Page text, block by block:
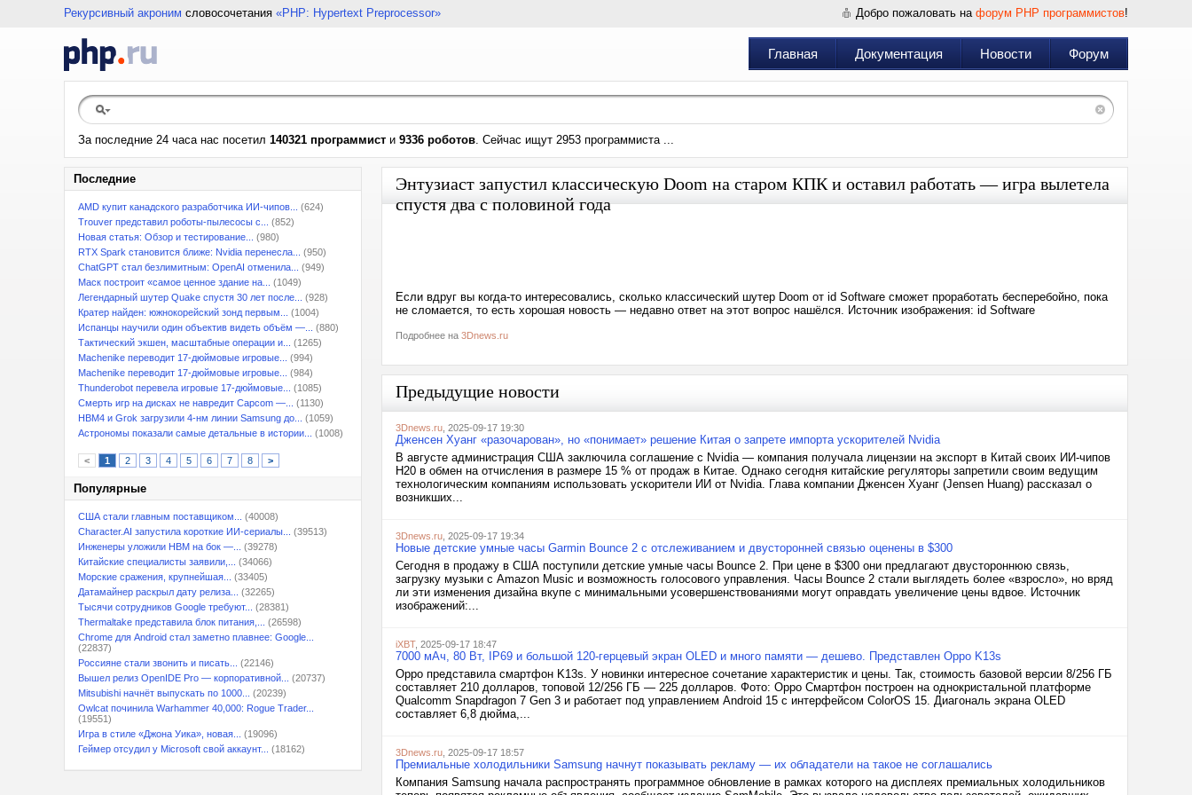
Рекурсивный акроним словосочетания «PHP: Hypertext Preprocessor» Добро пожаловать на форум PHP программистов!
Главная Документация Новости Форум
За последние 24 часа нас посетил 140321 программист и 9336 роботов. Сейчас ищут 2953 программиста ...
Последние
AMD купит канадского разработчика ИИ-чипов...
(624)
Trouver представил роботы-пылесосы с...
(852)
Новая статья: Обзор и тестирование...
(980)
RTX Spark становится ближе: Nvidia перенесла...
(950)
ChatGPT стал безлимитным: OpenAI отменила...
(949)
Маск построит «самое ценное здание на...
(1049)
Легендарный шутер Quake спустя 30 лет после...
(928)
Кратер найден: южнокорейский зонд первым...
(1004)
Испанцы научили один объектив видеть объём —...
(880)
Тактический экшен, масштабные операции и...
(1265)
Machenike переводит 17-дюймовые игровые...
(994)
Machenike переводит 17-дюймовые игровые...
(984)
Thunderobot перевела игровые 17-дюймовые...
(1085)
Смерть игр на дисках не навредит Capcom —...
(1130)
HBM4 и Grok загрузили 4-нм линии Samsung до...
(1059)
Астрономы показали самые детальные в истории...
(1008)
< 1 2 3 4 5 6 7 8 >
Популярные
США стали главным поставщиком...
(40008)
Character.AI запустила короткие ИИ-сериалы...
(39513)
Инженеры уложили HBM на бок —...
(39278)
Китайские специалисты заявили,...
(34066)
Морские сражения, крупнейшая...
(33405)
Датамайнер раскрыл дату релиза...
(32265)
Тысячи сотрудников Google требуют...
(28381)
Thermaltake представила блок питания,...
(26598)
Chrome для Android стал заметно плавнее: Google...
(22837)
Россияне стали звонить и писать...
(22146)
Вышел релиз OpenIDE Pro — корпоративной...
(20737)
Mitsubishi начнёт выпускать по 1000...
(20239)
Owlcat починила Warhammer 40,000: Rogue Trader...
(19551)
Игра в стиле «Джона Уика», новая...
(19096)
Геймер отсудил у Microsoft свой аккаунт...
(18162)
Энтузиаст запустил классическую Doom на старом КПК и оставил работать — игра вылетела
спустя два с половиной года
Если вдруг вы когда-то интересовались, сколько классический шутер Doom от id Software сможет проработать бесперебойно, пока
не сломается, то есть хорошая новость — недавно ответ на этот вопрос нашёлся. Источник изображения: id Software
Подробнее на 3Dnews.ru
Предыдущие новости
3Dnews.ru , 2025-09-17 19:30
Дженсен Хуанг «разочарован», но «понимает» решение Китая о запрете импорта ускорителей Nvidia
В августе администрация США заключила соглашение с Nvidia — компания получала лицензии на экспорт в Китай своих ИИ-чипов
H20 в обмен на отчисления в размере 15 % от продаж в Китае. Однако сегодня китайские регуляторы запретили своим ведущим
технологическим компаниям использовать ускорители ИИ от Nvidia. Глава компании Дженсен Хуанг (Jensen Huang) рассказал о
возникших...
3Dnews.ru , 2025-09-17 19:34
Новые детские умные часы Garmin Bounce 2 с отслеживанием и двусторонней связью оценены в $300
Сегодня в продажу в США поступили детские умные часы Bounce 2. При цене в $300 они предлагают двустороннюю связь,
загрузку музыки с Amazon Music и возможность голосового управления. Часы Bounce 2 стали выглядеть более «взросло», но вряд
ли эти изменения дизайна вкупе с минимальными усовершенствованиями могут оправдать увеличение цены вдвое. Источник
изображений:...
iXBT, 2025-09-17 18:47
7000 мАч, 80 Вт, IP69 и большой 120-герцевый экран OLED и много памяти — дешево. Представлен Oppo K13s
Oppo представила смартфон K13s. У новинки интересное сочетание характеристик и цены. Так, стоимость базовой версии 8/256 ГБ
составляет 210 долларов, топовой 12/256 ГБ — 225 долларов. Фото: Oppo Смартфон построен на однокристальной платформе
Qualcomm Snapdragon 7 Gen 3 и работает под управлением Android 15 с интерфейсом ColorOS 15. Диагональ экрана OLED
составляет 6,8 дюйма,...
3Dnews.ru , 2025-09-17 18:57
Премиальные холодильники Samsung начнут показывать рекламу — их обладатели на такое не соглашались
Компания Samsung начала распространять программное обновление в рамках которого на дисплеях премиальных холодильников